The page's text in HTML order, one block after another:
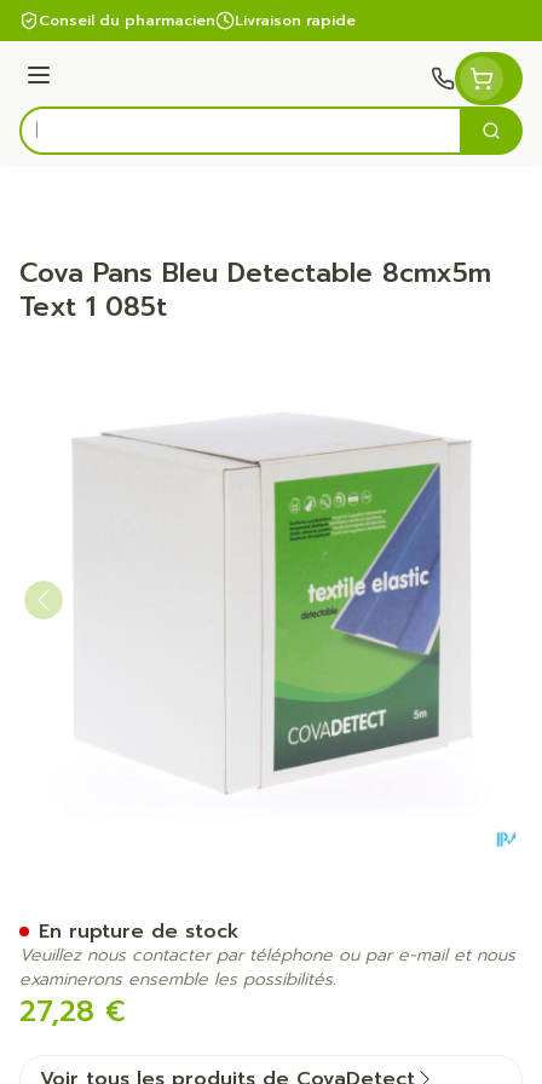
Aller au contenu
Conseil du pharmacien Livraison rapide
Menu
Rechercher
Cova Pans Bleu Detectable 8cmx5m
Text 1 085t
27,28 €
En rupture de stock
Veuillez nous contacter par téléphone ou par e-mail et nous
examinerons ensemble les possibilités.